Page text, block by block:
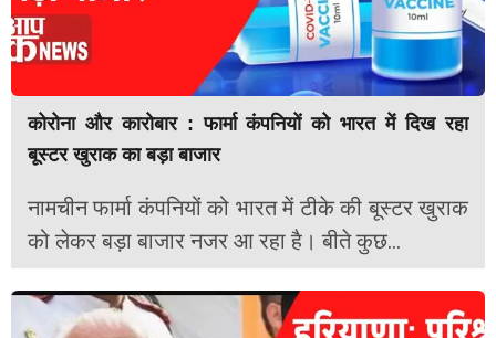
कोरोना और कारोबार : फार्मा कंपनियों को भारत में दिख रहा
बूस्टर खुराक का बड़ा बाजार
नामचीन फार्मा कंपनियों को भारत में टीके की बूस्टर खुराक
को लेकर बड़ा बाजार नजर आ रहा है। बीते कुछ...